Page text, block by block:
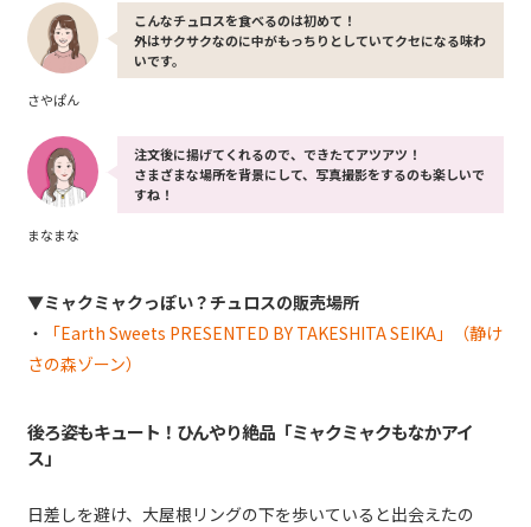
さやぱん
こんなチュロスを食べるのは初めて！
外はサクサクなのに中がもっちりとしていてクセになる味わ
いです。
まなまな
注文後に揚げてくれるので、できたてアツアツ！
さまざまな場所を背景にして、写真撮影をするのも楽しいで
すね！
▼ミャクミャクっぽい？チュロスの販売場所
・
「Earth Sweets PRESENTED BY TAKESHITA SEIKA」（静け
さの森ゾーン）
後ろ姿もキュート！ひんやり絶品「ミャクミャクもなかアイ
ス」
日差しを避け、大屋根リングの下を歩いていると出会えたの